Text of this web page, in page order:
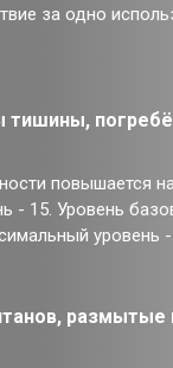
за одно
смерти звезды»
тишины,
повышается
- 15. Уровень
уровень -
размытые